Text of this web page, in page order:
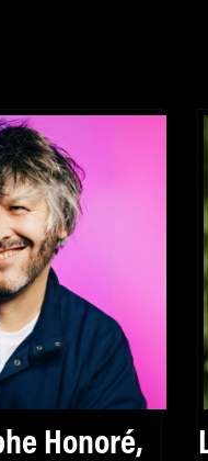
Honoré,